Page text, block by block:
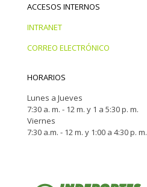
ACCESOS INTERNOS
INTRANET
CORREO ELECTRÓNICO
HORARIOS
Lunes a Jueves
7:30 a. m. - 12 m. y 1 a 5:30 p. m.
Viernes
7:30 a.m. - 12 m. y 1:00 a 4:30 p. m.